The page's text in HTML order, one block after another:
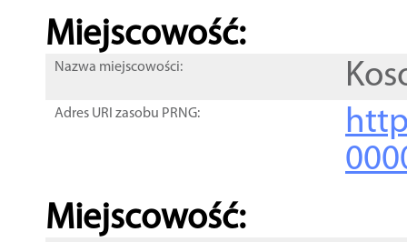
Miejscowość:
Nazwa miejscowości:
Adres URI zasobu PRNG:
Miejscowość: